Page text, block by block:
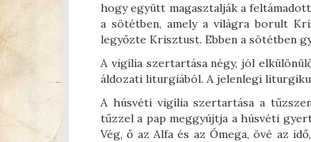
hogy együtt magasztalják a
a sötétben, amely a világra borult
legyőzte Krisztust. Ebben a sötétben
A vigília szertartása négy, jól
áldozati liturgiából. A jelenlegi
A húsvéti vigília szertartása a
tűzzel a pap meggyújtja a húsvéti
Vég, ő az Alfa és az Ómega, övé az